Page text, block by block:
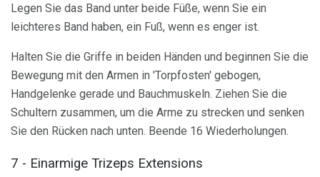
Legen Sie das Band unter beide Füße, wenn Sie ein
leichteres Band haben, ein Fuß, wenn es enger ist.
Halten Sie die Griffe in beiden Händen und beginnen Sie die
Bewegung mit den Armen in 'Torpfosten' gebogen,
Handgelenke gerade und Bauchmuskeln. Ziehen Sie die
Schultern zusammen, um die Arme zu strecken und senken
Sie den Rücken nach unten. Beende 16 Wiederholungen.
7 - Einarmige Trizeps Extensions